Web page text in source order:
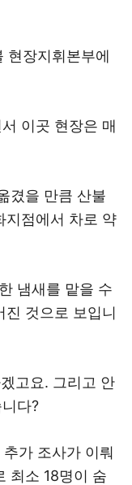
현장지휘본부에
이곳 현장은 매
겼을 만큼 산불
지점에서 차로 약
냄새를 맡을 수
것으로 보입니
고요. 그리고 안
다?
가 조사가 이뤄
최소 18명이 숨